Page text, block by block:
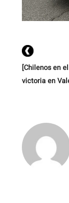
[Chilenos en
victoria en